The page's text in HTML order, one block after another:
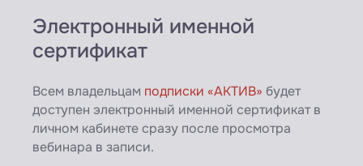
Электронный именной
сертификат
Всем владельцам подписки «АКТИВ» будет
доступен электронный именной сертификат в
личном кабинете сразу после просмотра
вебинара в записи.